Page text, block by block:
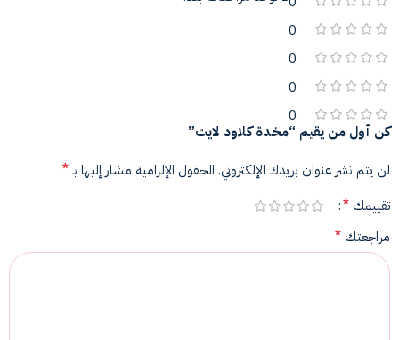
0
0
0
0
كن أول من يقيم “مخدة كلاود لايت”
لن يتم نشر عنوان بريدك الإلكتروني. الحقول الإلزامية مشار إليها بـ*
تقييمك *
مراجعتك *